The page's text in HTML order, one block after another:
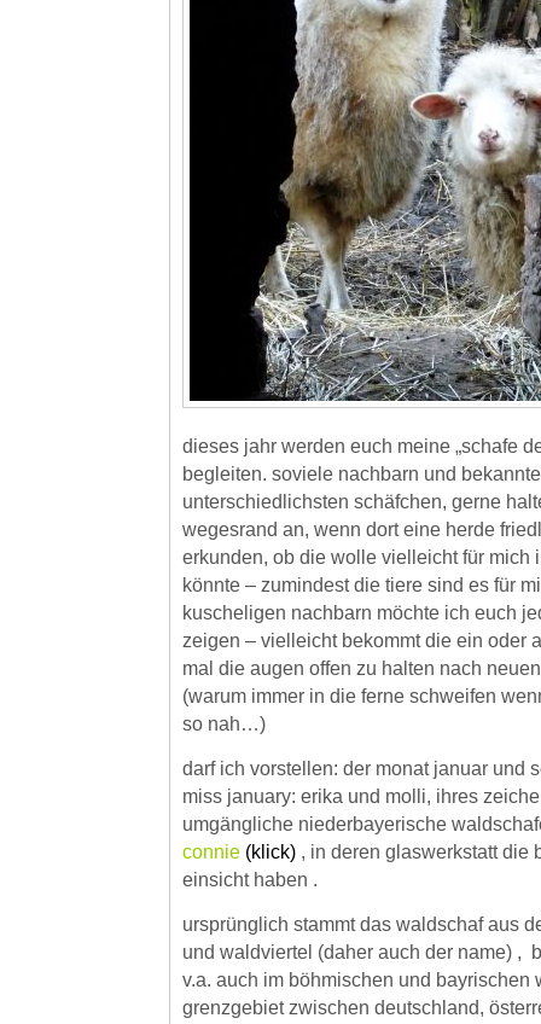
dieses jahr werden euch meine „schafe
begleiten. soviele nachbarn und
unterschiedlichsten schäfchen, gerne
wegesrand an, wenn dort eine herde
erkunden, ob die wolle vielleicht für mich
könnte – zumindest die tiere sind es für
kuscheligen nachbarn möchte ich euch
zeigen – vielleicht bekommt die ein oder
mal die augen offen zu halten nach
(warum immer in die ferne schweifen
so nah…)
darf ich vorstellen: der monat januar und
miss january: erika und molli, ihres
umgängliche niederbayerische
connie (klick) , in deren glaswerkstatt die
einsicht haben .
ursprünglich stammt das waldschaf aus
und waldviertel (daher auch der name) ,
v.a. auch im böhmischen und bayrischen
grenzgebiet zwischen deutschland,